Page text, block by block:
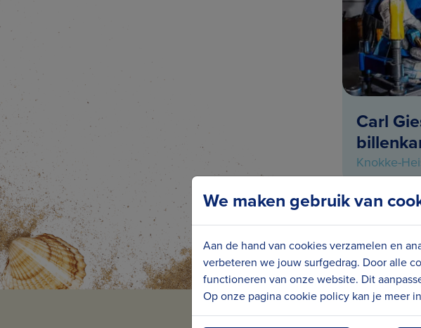
Carl
Knokke-
We maken gebruik van
Aan de hand van cookies verzamelen en
verbeteren we jouw surfgedrag. Door alle
functioneren van onze website. Dit
Op onze pagina cookie policy kan je meer